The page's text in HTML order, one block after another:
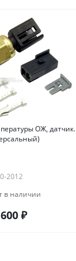
ОЖ, датчик.
2012
в наличии
₽